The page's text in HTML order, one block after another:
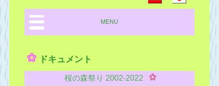
MENU
ドキュメント
桜の森祭り 2002-2022